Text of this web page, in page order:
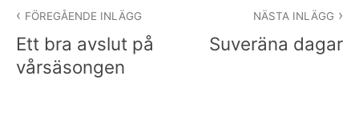
FÖREGÅENDE INLÄGG
Ett bra avslut på
vårsäsongen
NÄSTA INLÄGG
Suveräna dagar